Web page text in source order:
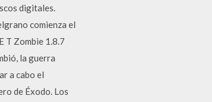
digitales.
comienza el
T Zombie 1.8.7
la guerra
a cabo el
de Éxodo. Los